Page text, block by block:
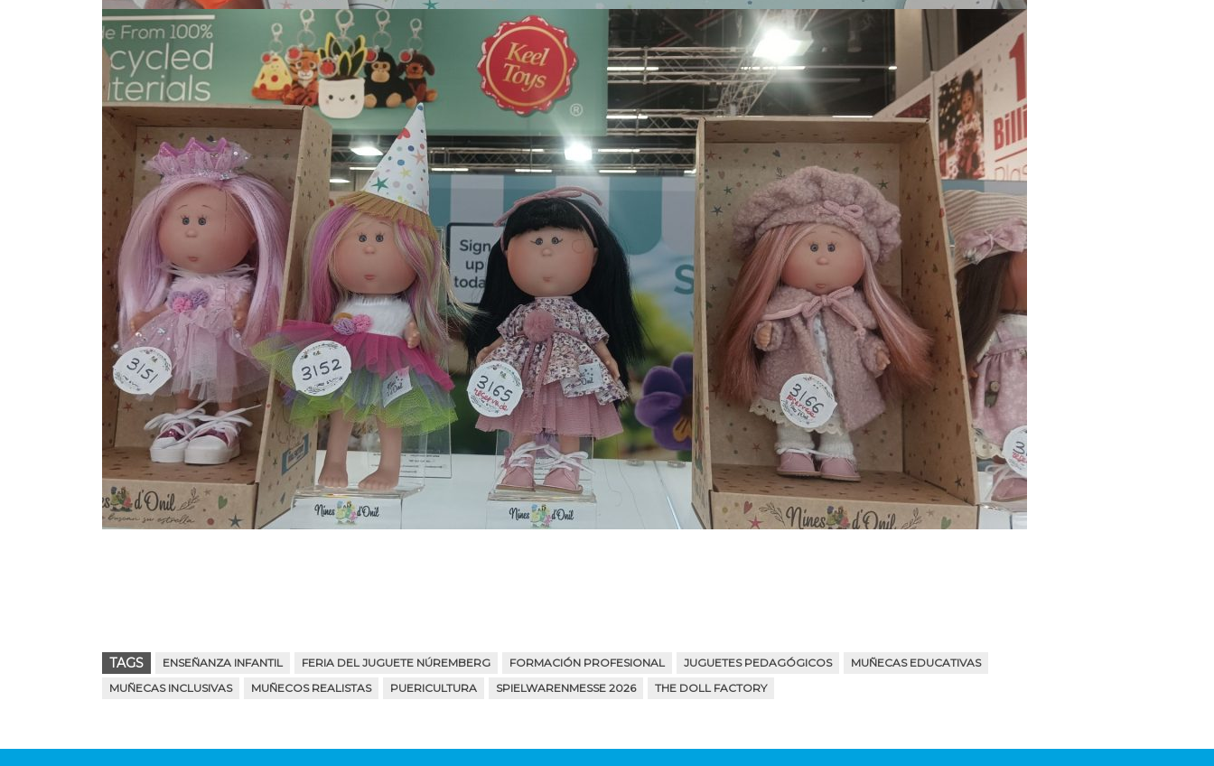
TAGS ENSEÑANZA INFANTIL FERIA DEL JUGUETE NÚREMBERG FORMACIÓN PROFESIONAL JUGUETES PEDAGÓGICOS
MUÑECAS EDUCATIVAS
MUÑECAS INCLUSIVAS
MUÑECOS REALISTAS PUERICULTURA SPIELWARENMESSE 2026 THE DOLL FACTORY